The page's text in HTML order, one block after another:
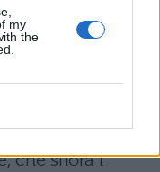
my
the
su un
al
citare il
allo stato
è cultura
che sfiora i